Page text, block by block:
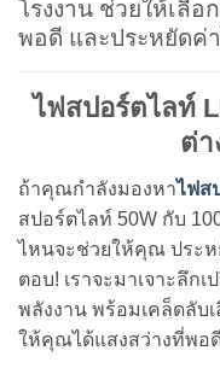
โรงงาน ช่วยให้เลือ
พอดี และประหยัดค่
ไฟสปอร์ตไลท์
ต่า
ถ้าคุณกำลังมองหาไฟส
สปอร์ตไลท์ 50W กับ
ไหนจะช่วยให้คุณ ประห
ตอบ! เราจะมาเจาะลึก
พลังงาน พร้อมเคล็ดลับ
ให้คุณได้แสงสว่างที่พอดี